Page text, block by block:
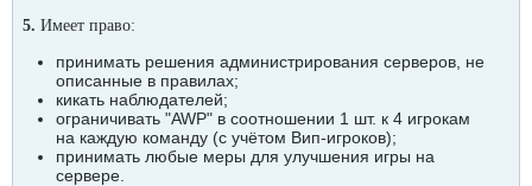
5. Имеет право:
принимать решения администрирования серверов, не
описанные в правилах;
кикать наблюдателей;
ограничивать "AWP" в соотношении 1 шт. к 4 игрокам
на каждую команду (с учётом Вип-игроков);
принимать любые меры для улучшения игры на
сервере.